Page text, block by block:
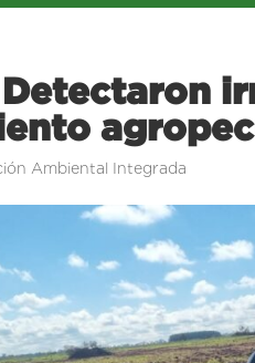
Ambiental Integrada